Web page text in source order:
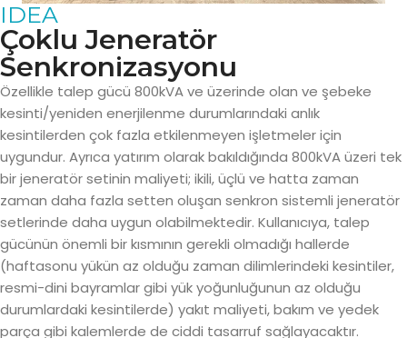
IDEA
Çoklu Jeneratör
Senkronizasyonu
Özellikle talep gücü 800kVA ve üzerinde olan ve şebeke
kesinti/yeniden enerjilenme durumlarındaki anlık
kesintilerden çok fazla etkilenmeyen işletmeler için
uygundur. Ayrıca yatırım olarak bakıldığında 800kVA üzeri tek
bir jeneratör setinin maliyeti; ikili, üçlü ve hatta zaman
zaman daha fazla setten oluşan senkron sistemli jeneratör
setlerinde daha uygun olabilmektedir. Kullanıcıya, talep
gücünün önemli bir kısmının gerekli olmadığı hallerde
(haftasonu yükün az olduğu zaman dilimlerindeki kesintiler,
resmi-dini bayramlar gibi yük yoğunluğunun az olduğu
durumlardaki kesintilerde) yakıt maliyeti, bakım ve yedek
parça gibi kalemlerde de ciddi tasarruf sağlayacaktır.